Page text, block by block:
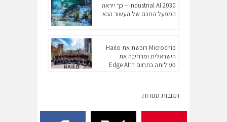
Industrial AI 2030 – כך ייראה
המפעל החכם של העשור הבא
Microchip רוכשת את Hailo
הישראלית ומרחיבה את
פעילותה בתחום ה־Edge AI
תגובות סגורות